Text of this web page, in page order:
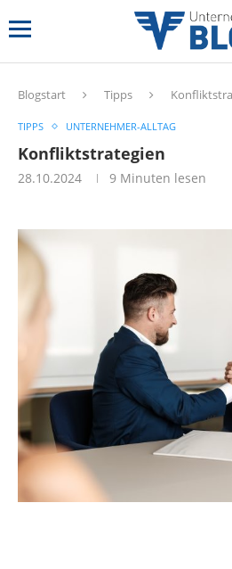
Blogstart Tipps
TIPPS UNTERNEHMER-ALLTAG
Konfliktstrategien
28.10.2024 9 Minuten lesen